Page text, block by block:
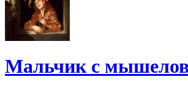
Мальчик с